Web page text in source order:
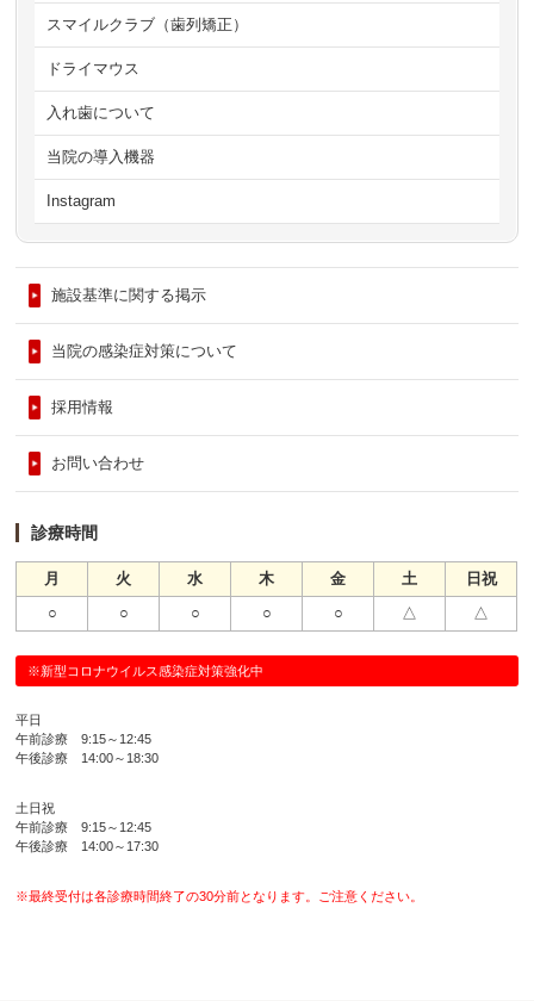
スマイルクラブ（歯列矯正）
ドライマウス
入れ歯について
当院の導入機器
Instagram
施設基準に関する掲示
当院の感染症対策について
採用情報
お問い合わせ
診療時間
月 火 水 木 金 土
日祝
○
○ ○ ○ ○ △ △
※新型コロナウイルス感染症対策強化中
平日
午前診療 9:15～12:45
午後診療 14:00～18:30
土日祝
午前診療 9:15～12:45
午後診療 14:00～17:30
※最終受付は各診療時間終了の30分前となります。ご注意ください。